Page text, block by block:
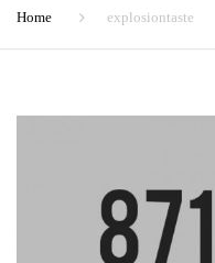
Home explosiontaste